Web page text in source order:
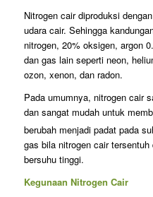
Nitrogen cair diproduksi
udara cair. Sehingga
nitrogen, 20% oksigen, argon
dan gas lain seperti neon,
ozon, xenon, dan radon.
Pada umumnya, nitrogen cair
dan sangat mudah untuk
berubah menjadi padat pada
gas bila nitrogen cair
bersuhu tinggi.
Kegunaan Nitrogen Cair